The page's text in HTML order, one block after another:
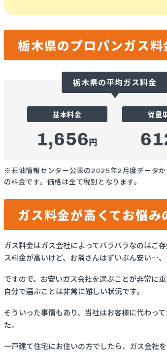
栃木県のプロパンガス料
栃木県の平均ガス料金
基本料金
1,656円
従量
※石油情報センター公表の2025年2月度データか
の料金です。価格は全て税別となります。
ガス料金が高くてお悩み
ガス料金はガス会社によってバラバラなのはご
ス料金が高いけど、お隣さんはずいぶん安い…、
ですので、お安いガス会社を選ぶことが非常に
自分で選ぶことは非常に難しい状況です。
そういった事情もあり、当社はお客様に代わっ
た。
一戸建て住宅にお住いの方でしたら、ガス会社